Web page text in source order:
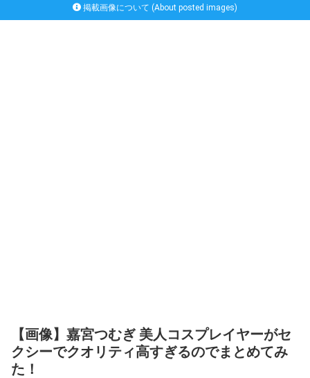
掲載画像について (About posted images)
【画像】嘉宮つむぎ 美人コスプレイヤーがセ
クシーでクオリティ高すぎるのでまとめてみ
た！